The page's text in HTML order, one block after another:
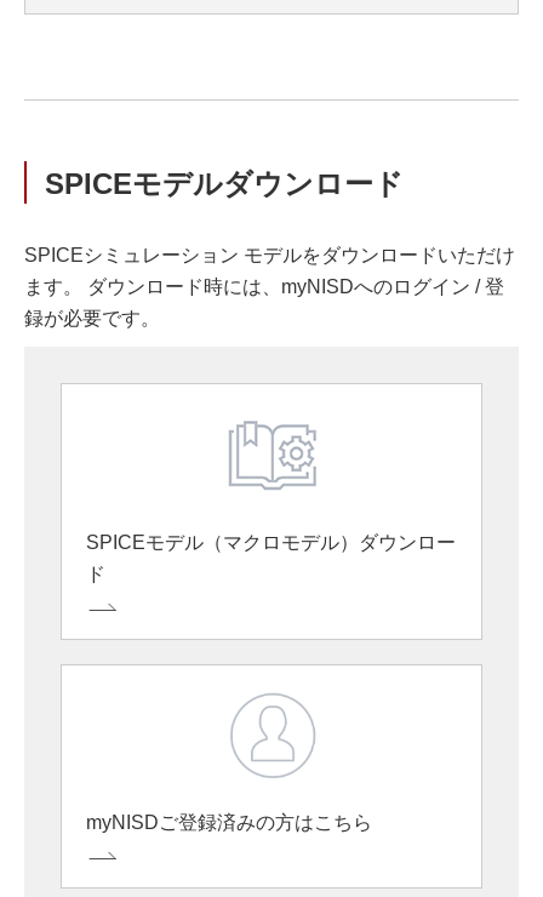
SPICEモデルダウンロード
SPICEシミュレーション モデルをダウンロードいただけ
ます。 ダウンロード時には、myNISDへのログイン / 登
録が必要です。
SPICEモデル（マクロモデル）ダウンロー
ド
myNISDご登録済みの方はこちら